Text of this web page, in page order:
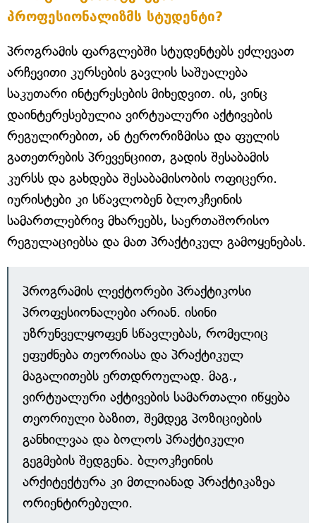
პროფესიონალიზმს სტუდენტი?
პროგრამის ფარგლებში სტუდენტებს ეძლევათ
არჩევითი კურსების გავლის საშუალება
საკუთარი ინტერესების მიხედვით. ის, ვინც
დაინტერესებულია ვირტუალური აქტივების
რეგულირებით, ან ტერორიზმისა და ფულის
გათეთრების პრევენციით, გადის შესაბამის
კურსს და გახდება შესაბამისობის ოფიცერი.
იურისტები კი სწავლობენ ბლოკჩეინის
სამართლებრივ მხარეებს, საერთაშორისო
რეგულაციებსა და მათ პრაქტიკულ გამოყენებას.
პროგრამის ლექტორები პრაქტიკოსი
პროფესიონალები არიან. ისინი
უზრუნველყოფენ სწავლებას, რომელიც
ეფუძნება თეორიასა და პრაქტიკულ
მაგალითებს ერთდროულად. მაგ.,
ვირტუალური აქტივების სამართალი იწყება
თეორიული ბაზით, შემდეგ პოზიციების
განხილვაა და ბოლოს პრაქტიკული
გეგმების შედგენა. ბლოკჩეინის
არქიტექტურა კი მთლიანად პრაქტიკაზეა
ორიენტირებული.